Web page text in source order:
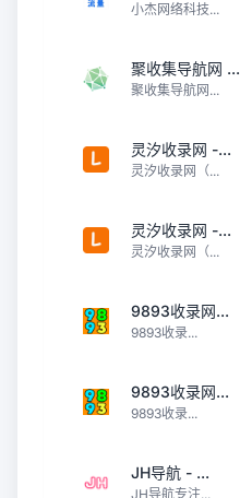
小杰网络科技...
聚收集导航网 ...
聚收集导航网...
灵汐收录网 -...
灵汐收录网（...
灵汐收录网 -...
灵汐收录网（...
9893收录网...
9893收录...
9893收录网...
9893收录...
JH导航 - ...
JH导航专注...